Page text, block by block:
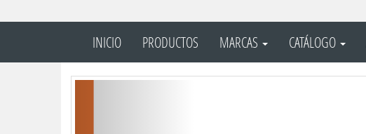
INICIO PRODUCTOS MARCAS CATÁLOGO